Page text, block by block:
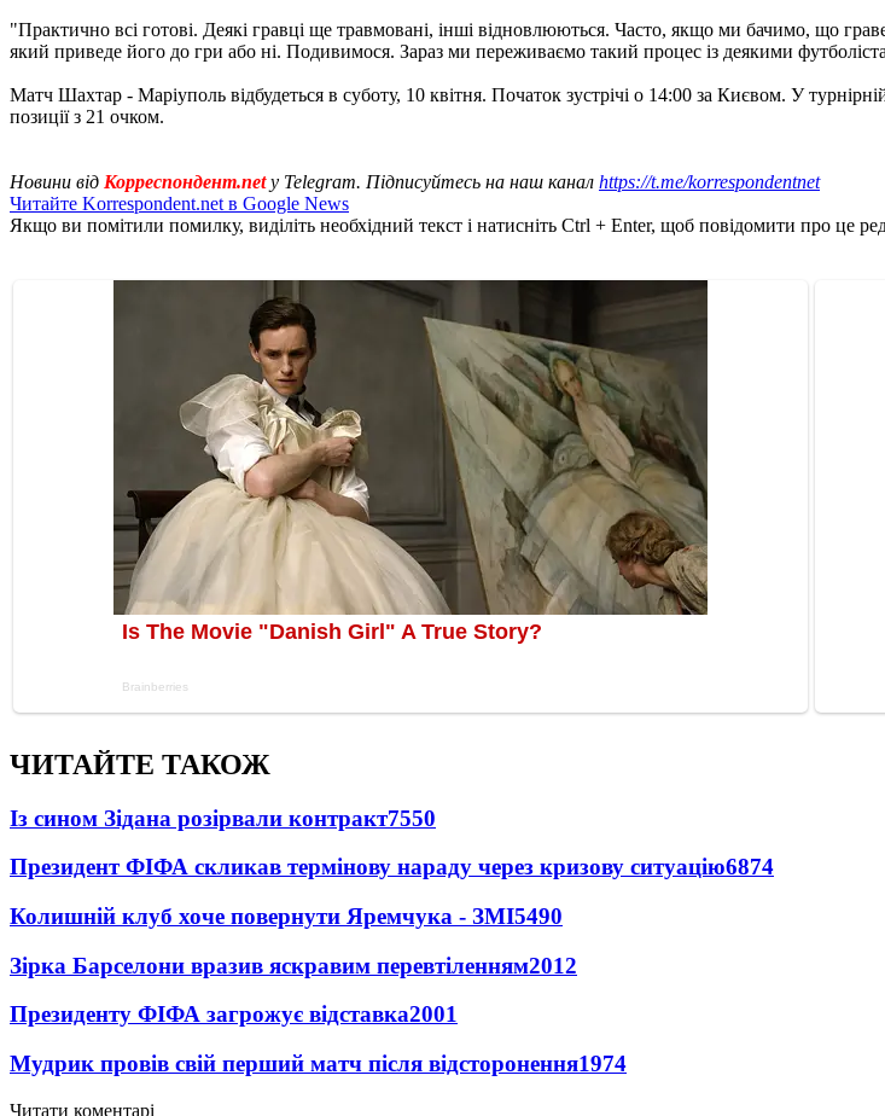
"Практично всі готові. Деякі гравці ще травмовані, інші відновлюються. Часто, якщо ми бачимо, що
який приведе його до гри або ні. Подивимося. Зараз ми переживаємо такий процес із деякими
Матч Шахтар - Маріуполь відбудеться в суботу, 10 квітня. Початок зустрічі о 14:00 за Києвом. У
позиції з 21 очком.
Новини від Корреспондент.netу Telegram. Підписуйтесь на наш канал https://t.me/korrespondentnet
Читайте Korrespondent.net в Google News
Якщо ви помітили помилку, виділіть необхідний текст і натисніть Ctrl + Enter, щоб повідомити про це
ЧИТАЙТЕ ТАКОЖ
Із сином Зідана розірвали контракт7550
Президент ФІФА скликав термінову нараду через кризову ситуацію6874
Колишній клуб хоче повернути Яремчука - ЗМІ5490
Зірка Барселони вразив яскравим перевтіленням2012
Президенту ФІФА загрожує відставка2001
Мудрик провів свій перший матч після відсторонення1974
Читати коментарі